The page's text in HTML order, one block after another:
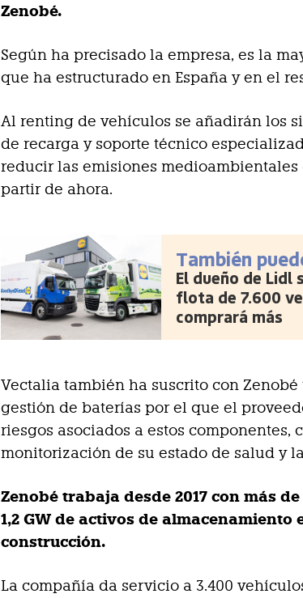
Zenobé.
Según ha precisado la empresa, es la
que ha estructurado en España y en el
Al renting de vehículos se añadirán los
de recarga y soporte técnico
reducir las emisiones medioambientales
partir de ahora.
También
El dueño de Lidl
flota de 7.600
comprará más
Vectalia también ha suscrito con
gestión de baterías por el que el
riesgos asociados a estos componentes,
monitorización de su estado de salud y
Zenobé trabaja desde 2017 con más
1,2 GW de activos de
construcción.
La compañía da servicio a 3.400